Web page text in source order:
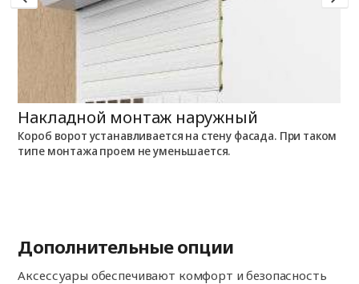
Накладной монтаж наружный
Короб ворот устанавливается на стену фасада. При таком
типе монтажа проем не уменьшается.
Дополнительные опции
Аксессуары обеспечивают комфорт и безопасность